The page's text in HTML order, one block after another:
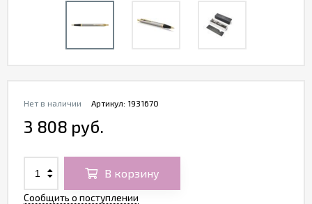
Артикул: 1931670
Нет в наличии
3 808 руб.
В корзину
Сообщить о поступлении